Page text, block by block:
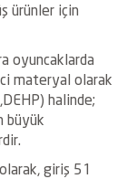
ürünler için
oyuncaklarda
materyal olarak
halinde;
büyük
giriş 51